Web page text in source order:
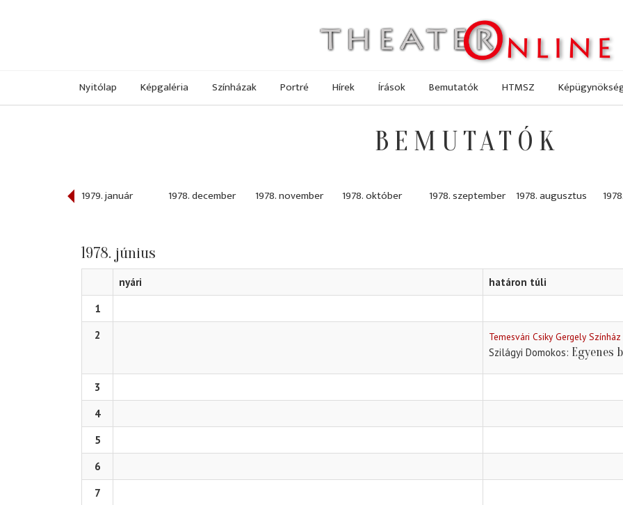
Nyitólap Képgaléria Színházak Portré Hírek Írások Bemutatók HTMSZ
BEMUTATÓK
1979. január 1978. december 1978. november 1978. október 1978. szeptember 1978. augusztus
1978. június
nyári
határon túli
1
2
Temesvári Csiky Gergely Színház
Szilágyi Domokos Egyenes
3
4
5
6
7